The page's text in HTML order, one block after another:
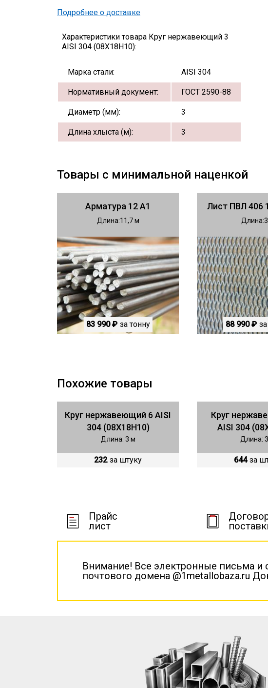
Подробнее о доставке
Характеристики товара Круг нержавеющий 3
AISI 304 (08Х18Н10):
Марка стали: AISI 304
Нормативный документ: ГОСТ 2590-88
Диаметр (мм): 3
Длина хлыста (м): 3
Товары с минимальной наценкой
Арматура 12 А1
Длина 11,7
83 990 ₽ за тонну
Лист ПВЛ 406
Длина 3
88 990 ₽
Похожие товары
Круг нержавеющий 6 AISI
304 (08Х18Н10)
Длина: 3 м
232 за штуку
Круг
AISI 304
Длина:
644 за
Прайс
лист
Внимание! Все электронные письма и
почтового домена @1metallobaza.ru